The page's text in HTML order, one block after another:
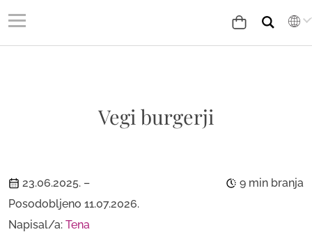
Vegi burgerji
23.06.2025. –
Posodobljeno 11.07.2026.
Napisal/a: Tena
9 min branja